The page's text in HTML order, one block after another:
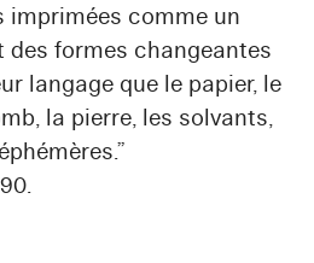
imprimées comme un
des formes changeantes
langage que le papier, le
la pierre, les solvants,